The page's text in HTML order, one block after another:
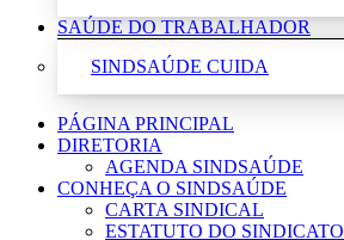
SAÚDE DO TRABALHADOR
SINDSAÚDE CUIDA
PÁGINA PRINCIPAL
DIRETORIA
AGENDA SINDSAÚDE
CONHEÇA O SINDSAÚDE
CARTA SINDICAL
ESTATUTO DO SINDICATO